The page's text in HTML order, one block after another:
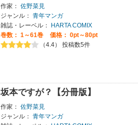
作家： 佐野菜見
ジャンル： 青年マンガ
雑誌・レーベル：
HARTA COMIX
巻数： 1～61巻
価格： 0pt～80pt
（4.4） 投稿数5件
坂本ですが？【分冊版】
作家： 佐野菜見
ジャンル： 青年マンガ